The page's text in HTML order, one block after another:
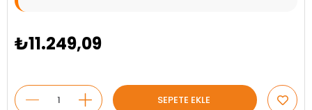
₺11.249,09